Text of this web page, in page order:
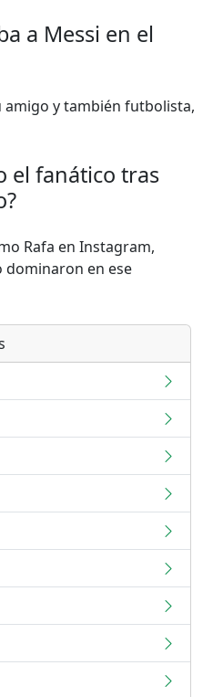
a Messi en el
amigo y también futbolista,
el fanático tras
Rafa en Instagram,
dominaron en ese